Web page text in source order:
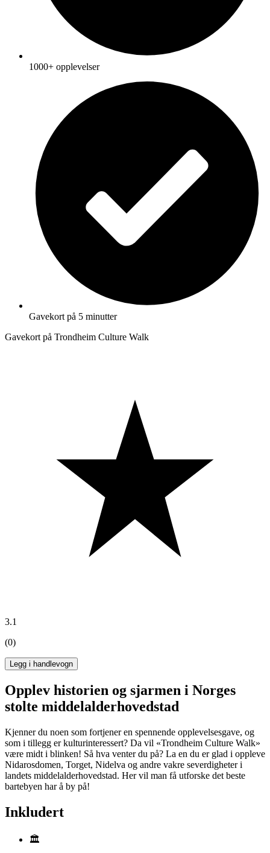
1000+ opplevelser
Gavekort på 5 minutter
Gavekort på Trondheim Culture Walk
3.1
(0)
Legg i handlevogn
Opplev historien og sjarmen i Norges
stolte middelalderhovedstad
Kjenner du noen som fortjener en spennende opplevelsesgave, og
som i tillegg er kulturinteressert? Da vil «Trondheim Culture Walk»
være midt i blinken! Så hva venter du på? La en du er glad i oppleve
Nidarosdomen, Torget, Nidelva og andre vakre severdigheter i
landets middelalderhovedstad. Her vil man få utforske det beste
bartebyen har å by på!
Inkludert
🏛️